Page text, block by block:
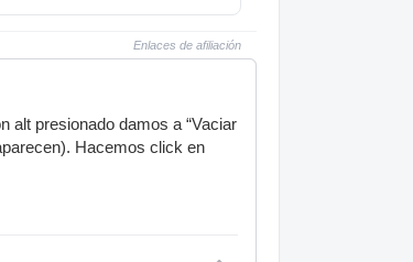
Enlaces de afiliación
alt presionado damos a “Vaciar
Hacemos click en